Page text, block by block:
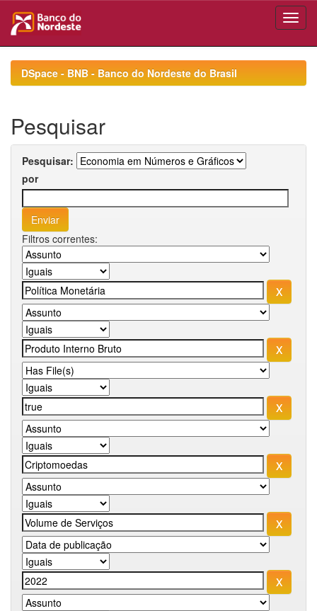
navigationDSpace - BNB - Banco do Nordeste do Brasil
Pesquisar
Pesquisar:
por
Filtros correntes: